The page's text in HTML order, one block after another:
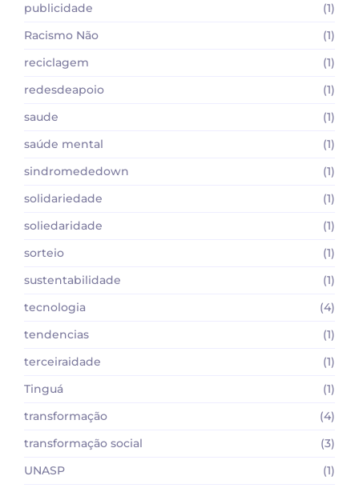
publicidade
(1)
Racismo Não
(1)
reciclagem
(1)
redesdeapoio
(1)
saude
(1)
saúde mental
(1)
sindromededown
(1)
solidariedade
(1)
soliedaridade
(1)
sorteio
(1)
sustentabilidade
(1)
tecnologia
(4)
tendencias
(1)
terceiraidade
(1)
Tinguá
(1)
transformação
(4)
transformação social
(3)
UNASP
(1)